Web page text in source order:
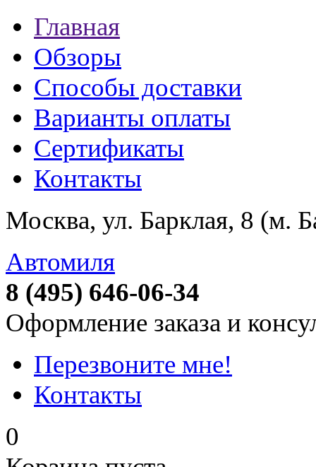
Главная
Обзоры
Способы доставки
Варианты оплаты
Сертификаты
Контакты
Москва, ул. Барклая, 8 (м.
Автомиля
8 (495) 646-06-34
Оформление заказа и
Перезвоните мне!
Контакты
0